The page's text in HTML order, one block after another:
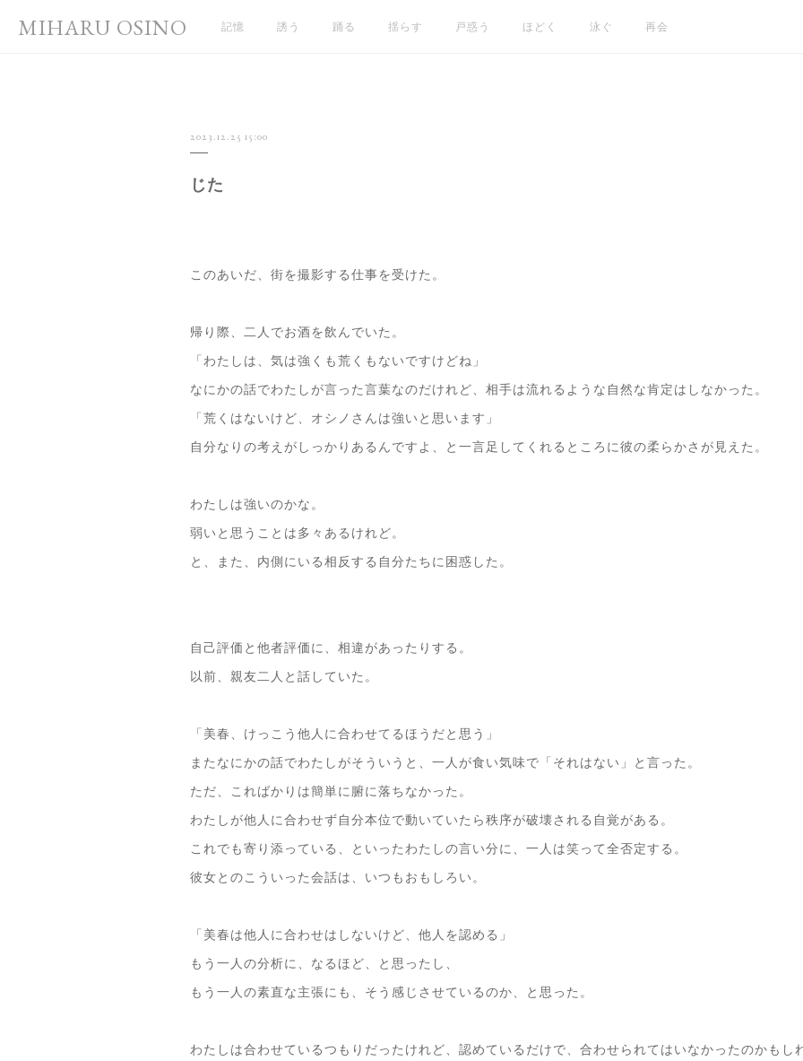
MIHARU OSINO 記憶 誘う 踊る 揺らす 戸惑う ほどく 泳ぐ 再会
2023.12.25 15:00
じた
このあいだ、街を撮影する仕事を受けた。
帰り際、二人でお酒を飲んでいた。
「わたしは、気は強くも荒くもないですけどね」
なにかの話でわたしが言った言葉なのだけれど、相手は流れるような自然な肯定はしなかった。
「荒くはないけど、オシノさんは強いと思います」
自分なりの考えがしっかりあるんですよ、と一言足してくれるところに彼の柔らかさが見えた。
わたしは強いのかな。
弱いと思うことは多々あるけれど。
と、また、内側にいる相反する自分たちに困惑した。
自己評価と他者評価に、相違があったりする。
以前、親友二人と話していた。
「美春、けっこう他人に合わせてるほうだと思う」
またなにかの話でわたしがそういうと、一人が食い気味で「それはない」と言った。
ただ、こればかりは簡単に腑に落ちなかった。
わたしが他人に合わせず自分本位で動いていたら秩序が破壊される自覚がある。
これでも寄り添っている、といったわたしの言い分に、一人は笑って全否定する。
彼女とのこういった会話は、いつもおもしろい。
「美春は他人に合わせはしないけど、他人を認める」
もう一人の分析に、なるほど、と思ったし、
もう一人の素直な主張にも、そう感じさせているのか、と思った。
わたしは合わせているつもりだったけれど、認めているだけで、合わせられてはいなかったのかもし